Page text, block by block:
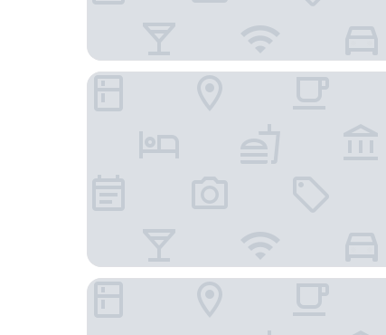
เมลโทเนีย ลักชัวรี อินน์
Casa Del Turista